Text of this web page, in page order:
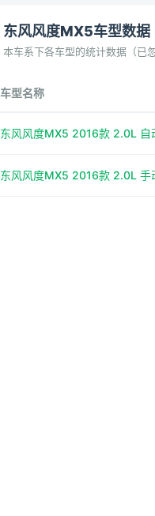
东风风度MX5车型数据
本车系下各车型的统计数据（已
车型名称
东风风度MX5 2016款 2.0L 自
东风风度MX5 2016款 2.0L 手